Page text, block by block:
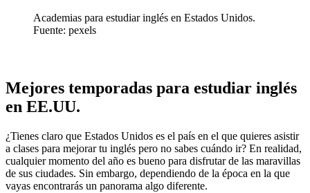
Academias para estudiar inglés en Estados Unidos.
Fuente: pexels
Mejores temporadas para estudiar inglés
en EE.UU.
¿Tienes claro que Estados Unidos es el país en el que quieres asistir
a clases para mejorar tu inglés pero no sabes cuándo ir? En realidad,
cualquier momento del año es bueno para disfrutar de las maravillas
de sus ciudades. Sin embargo, dependiendo de la época en la que
vayas encontrarás un panorama algo diferente.